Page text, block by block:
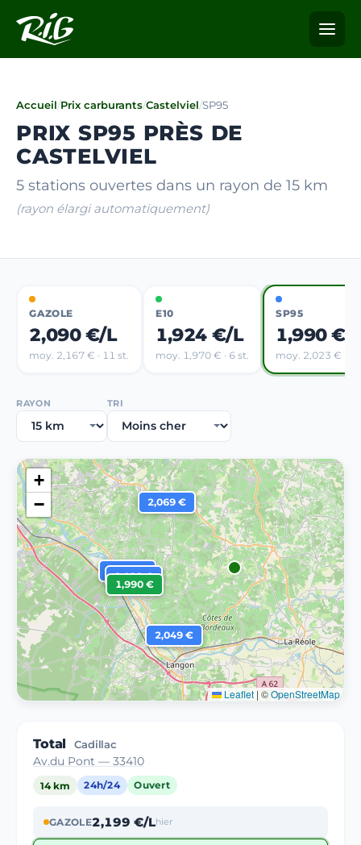
Accueil/Prix carburants/Castelviel/SP95
PRIX SP95 PRÈS DE
CASTELVIEL
5 stations ouvertes dans un rayon de 15 km
(rayon élargi automatiquement)
GAZOLE
2,090 €/L
moy. 2,167 € · 11 st.
E10
1,924 €/L
moy. 1,970 € · 6 st.
SP95
1,990 €/
moy. 2,023 € · 6
RAYON TRI
1,990 €
2,019 €
2,019 €
2,049 €
2,069 €
+
−
Leaflet | ©OpenStreetMap
Total Cadillac
Av.du Pont — 33410
14 km 24h/24 Ouvert
GAZOLE2,199 €/Lhier